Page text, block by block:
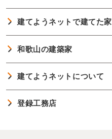
建てようネットで建てた家
和歌山の建築家
建てようネットについて
登録工務店